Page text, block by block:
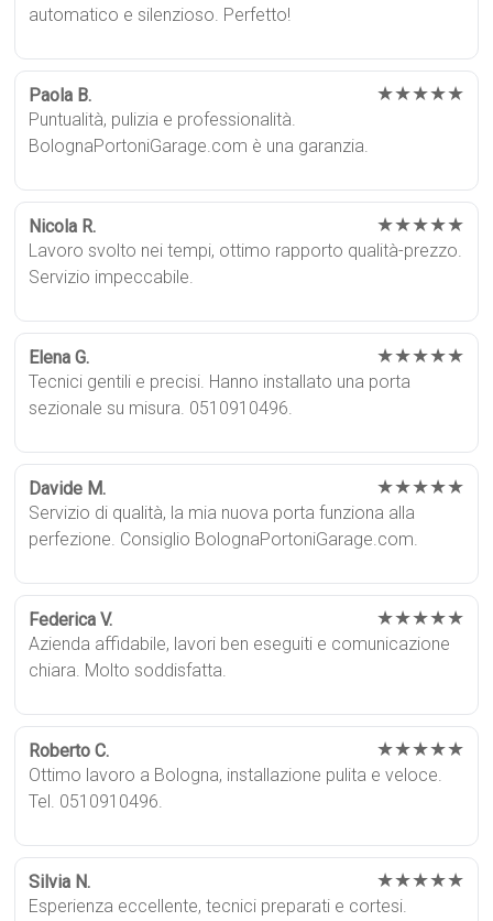
automatico e silenzioso. Perfetto!
Paola B. ★★★★★
Puntualità, pulizia e professionalità.
BolognaPortoniGarage.com è una garanzia.
Nicola R. ★★★★★
Lavoro svolto nei tempi, ottimo rapporto qualità-prezzo.
Servizio impeccabile.
Elena G. ★★★★★
Tecnici gentili e precisi. Hanno installato una porta
sezionale su misura. 0510910496.
Davide M. ★★★★★
Servizio di qualità, la mia nuova porta funziona alla
perfezione. Consiglio BolognaPortoniGarage.com.
Federica V. ★★★★★
Azienda affidabile, lavori ben eseguiti e comunicazione
chiara. Molto soddisfatta.
Roberto C. ★★★★★
Ottimo lavoro a Bologna, installazione pulita e veloce.
Tel. 0510910496.
Silvia N. ★★★★★
Esperienza eccellente, tecnici preparati e cortesi.